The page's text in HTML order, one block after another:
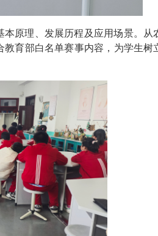
原理、发展历程及应用场景。从
育部白名单赛事内容，为学生树